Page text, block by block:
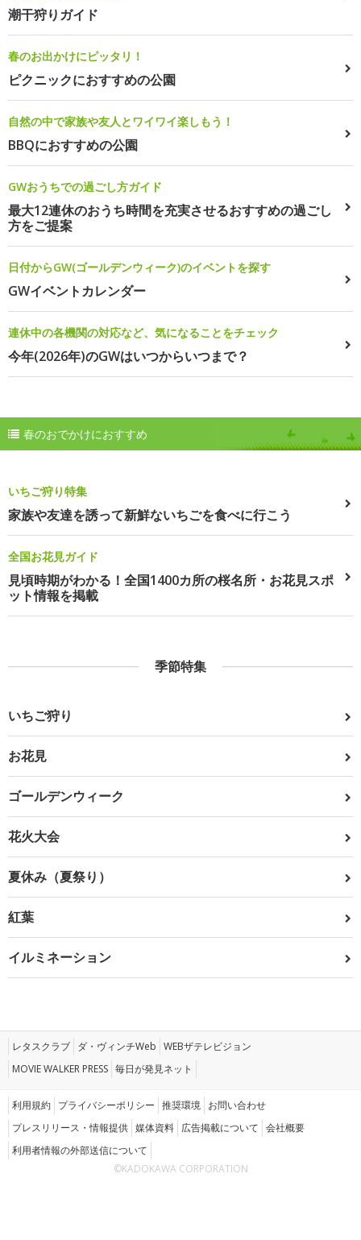
潮干狩りガイド
春のお出かけにピッタリ！
ピクニックにおすすめの公園
自然の中で家族や友人とワイワイ楽しもう！
BBQにおすすめの公園
GWおうちでの過ごし方ガイド
最大12連休のおうち時間を充実させるおすすめの過ごし
方をご提案
日付からGW(ゴールデンウィーク)のイベントを探す
GWイベントカレンダー
連休中の各機関の対応など、気になることをチェック
今年(2026年)のGWはいつからいつまで？
春のおでかけにおすすめ
いちご狩り特集
家族や友達を誘って新鮮ないちごを食べに行こう
全国お花見ガイド
見頃時期がわかる！全国1400カ所の桜名所・お花見スポ
ット情報を掲載
季節特集
いちご狩り
お花見
ゴールデンウィーク
花火大会
夏休み（夏祭り）
紅葉
イルミネーション
レタスクラブ ダ・ヴィンチWeb WEBザテレビジョン
MOVIE WALKER PRESS 毎日が発見ネット
利用規約 プライバシーポリシー 推奨環境 お問い合わせ
プレスリリース・情報提供 媒体資料 広告掲載について 会社概要
利用者情報の外部送信について
©KADOKAWA CORPORATION